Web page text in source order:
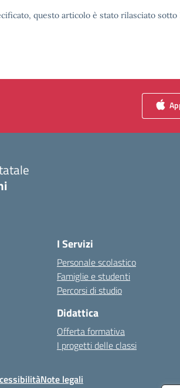
questo articolo è stato rilasciato
I Servizi
Personale scolastico
Famiglie e studenti
Percorsi di studio
Didattica
Offerta formativa
I progetti delle classi
Note legali